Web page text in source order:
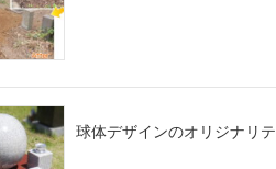
球体デザインのオリジナリ